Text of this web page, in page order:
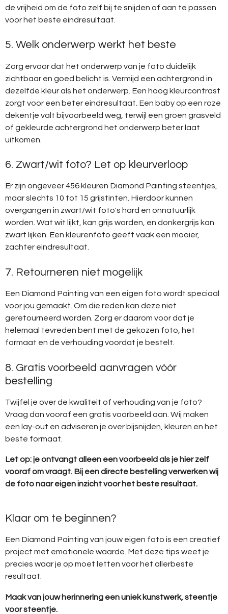
de vrijheid om de foto zelf bij te snijden of aan te passen
voor het beste eindresultaat.
5. Welk onderwerp werkt het beste
Zorg ervoor dat het onderwerp van je foto duidelijk
zichtbaar en goed belicht is. Vermijd een achtergrond in
dezelfde kleur als het onderwerp. Een hoog kleurcontrast
zorgt voor een beter eindresultaat. Een baby op een roze
dekentje valt bijvoorbeeld weg, terwijl een groen grasveld
of gekleurde achtergrond het onderwerp beter laat
uitkomen.
6. Zwart/wit foto? Let op kleurverloop
Er zijn ongeveer 456 kleuren Diamond Painting steentjes,
maar slechts 10 tot 15 grijstinten. Hierdoor kunnen
overgangen in zwart/wit foto's hard en onnatuurlijk
worden. Wat wit lijkt, kan grijs worden, en donkergrijs kan
zwart lijken. Een kleurenfoto geeft vaak een mooier,
zachter eindresultaat.
7. Retourneren niet mogelijk
Een Diamond Painting van een eigen foto wordt speciaal
voor jou gemaakt. Om die reden kan deze niet
geretourneerd worden. Zorg er daarom voor dat je
helemaal tevreden bent met de gekozen foto, het
formaat en de verhouding voordat je bestelt.
8. Gratis voorbeeld aanvragen vóór
bestelling
Twijfel je over de kwaliteit of verhouding van je foto?
Vraag dan vooraf een gratis voorbeeld aan. Wij maken
een lay-out en adviseren je over bijsnijden, kleuren en het
beste formaat.
Let op: je ontvangt alleen een voorbeeld als je hier zelf
vooraf om vraagt. Bij een directe bestelling verwerken wij
de foto naar eigen inzicht voor het beste resultaat.
Klaar om te beginnen?
Een Diamond Painting van jouw eigen foto is een creatief
project met emotionele waarde. Met deze tips weet je
precies waar je op moet letten voor het allerbeste
resultaat.
Maak van jouw herinnering een uniek kunstwerk, steentje
voor steentje.